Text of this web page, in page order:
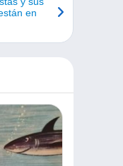
en